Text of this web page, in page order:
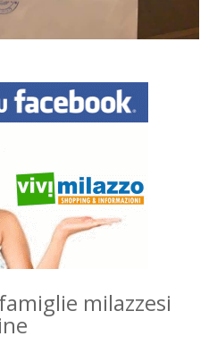
milazzesi